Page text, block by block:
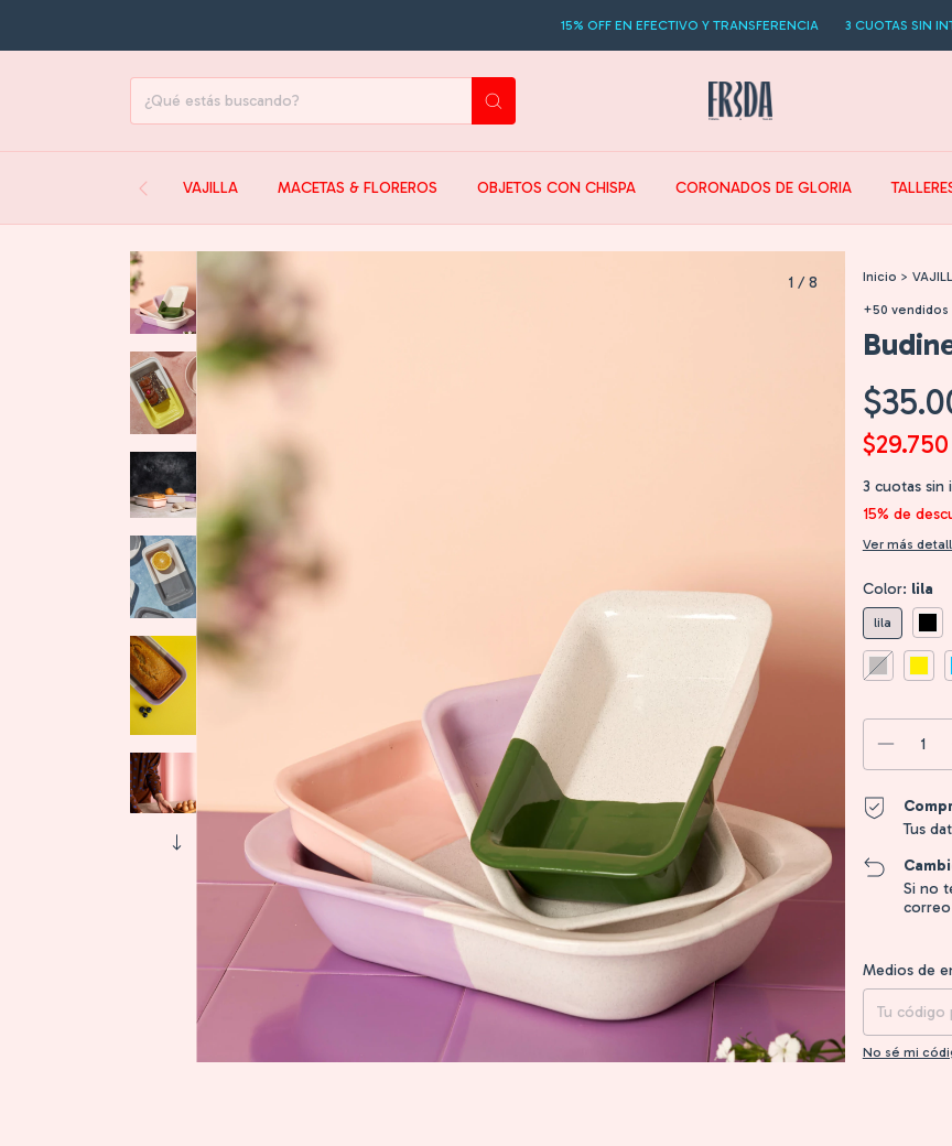
15% OFF EN EFECTIVO Y TRANSFERENCIA 3 CUOTAS SIN INTERES
VAJILLA MACETAS & FLOREROS OBJETOS CON CHISPA CORONADOS DE GLORIA
1/8 Inicio >
+50 vendidos
$29.750
3 cuotas sin
15% de
Ver más
Color: lila
lila
Tus
Si no
Entregas para
Medios de
No sé mi